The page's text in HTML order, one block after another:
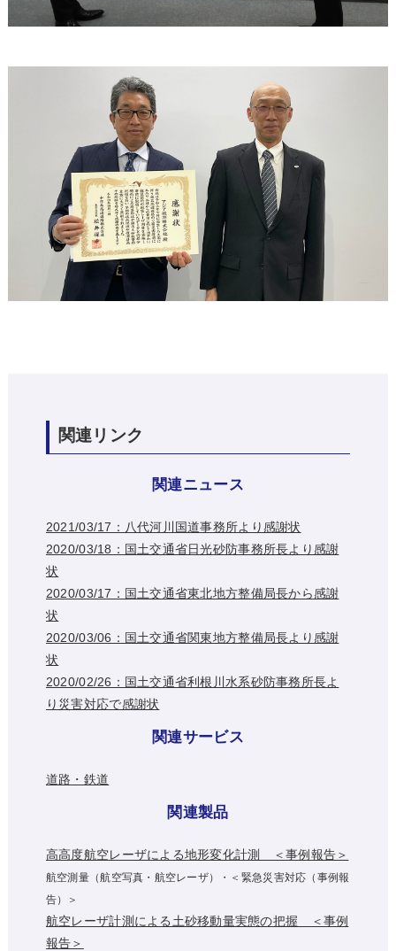
関連リンク
関連ニュース
2021/03/17：八代河川国道事務所より感謝状
2020/03/18：国土交通省日光砂防事務所長より感謝
状
2020/03/17：国土交通省東北地方整備局長から感謝
状
2020/03/06：国土交通省関東地方整備局長より感謝
状
2020/02/26：国土交通省利根川水系砂防事務所長よ
り災害対応で感謝状
関連サービス
道路・鉄道
関連製品
高高度航空レーザによる地形変化計測 ＜事例報告＞
航空測量（航空写真・航空レーザ）・＜緊急災害対応（事例報
告）＞
航空レーザ計測による土砂移動量実態の把握 ＜事例
報告＞